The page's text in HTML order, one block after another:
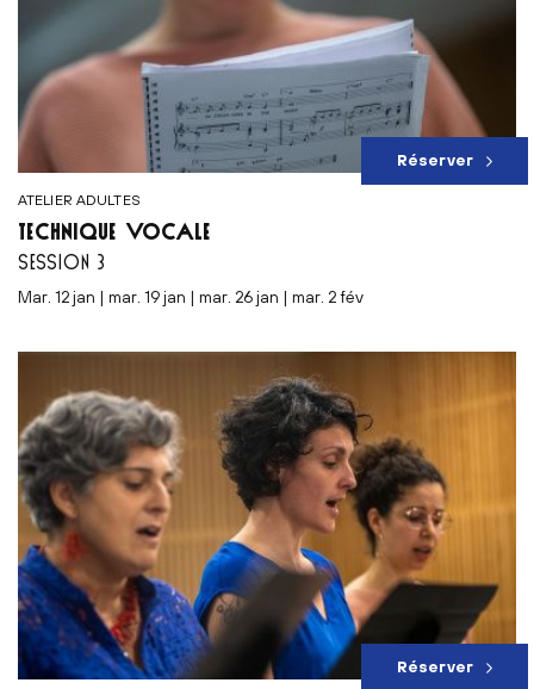
ATELIER ADULTES
TECHNIQUE VOCALE
SESSION 3
mar. 12 jan | mar. 19 jan | mar. 26 jan | mar. 2 fév
Réserver
Réserver